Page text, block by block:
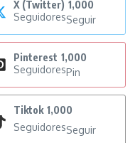
X (Twitter) 1,000
SeguidoresSeguir
Pinterest 1,000
SeguidoresPin
Tiktok 1,000
SeguidoresSeguir